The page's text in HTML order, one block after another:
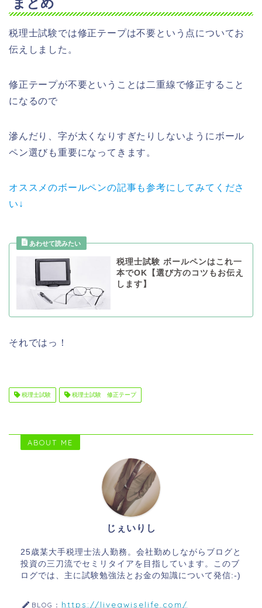
税理士試験では修正テープは不要という点についてお
伝えしました。
修正テープが不要ということは二重線で修正すること
になるので
滲んだり、字が太くなりすぎたりしないようにボール
ペン選びも重要になってきます。
オススメのボールペンの記事も参考にしてみてくださ
い↓
税理士試験 ボールペンはこれ一
本でOK【選び方のコツもお伝え
します】
それではっ！
税理士試験 税理士試験 修正テープ
ABOUT ME
じぇいりし
25歳某大手税理士法人勤務。会社勤めしながらブログと
投資の三刀流でセミリタイアを目指しています。このブ
ログでは、主に試験勉強法とお金の知識について発信:-)
BLOG： https://liveawiselife.com/